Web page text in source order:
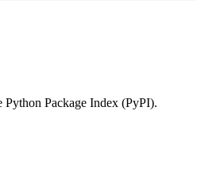
Package Index (PyPI).